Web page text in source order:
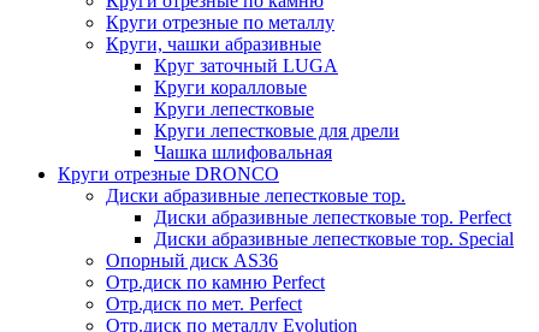
Круги отрезные по металлу
Круги, чашки абразивные
Круг заточный LUGA
Круги коралловые
Круги лепестковые
Круги лепестковые для дрели
Чашка шлифовальная
Круги отрезные DRONCO
Диски абразивные лепестковые тор.
Диски абразивные лепестковые тор. Perfect
Диски абразивные лепестковые тор. Speciаl
Опорный диск AS36
Отр.диск по камню Perfect
Отр.диск по мет. Perfect
Отр.диск по металлу Evolution